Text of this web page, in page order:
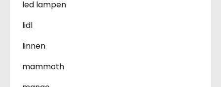
led lampen
lidl
linnen
mammoth